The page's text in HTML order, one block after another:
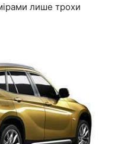
лише трохи